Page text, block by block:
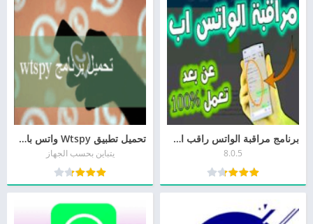
برنامج مراقبة الواتس راقب اصدقائك على الواتس اب وقراءة رسائلهم
8.0.5
تحميل تطبيق Wtspy واتس باي برابط مباشر اخر اصدار
يتباين بحسب الجهاز